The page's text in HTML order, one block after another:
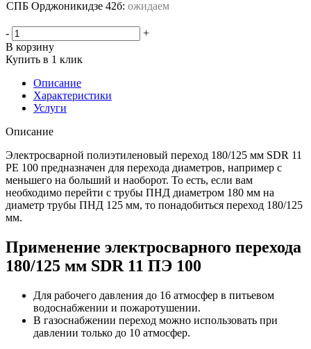
СПБ Орджоникидзе 42б: ожидаем
-
+
В корзину
Купить в 1 клик
Описание
Характеристики
Услуги
Описание
Электросварной полиэтиленовый переход 180/125 мм SDR 11
PE 100 предназначен для перехода диаметров, например с
меньшего на больший и наоборот. То есть, если вам
необходимо перейти с трубы ПНД диаметром 180 мм на
диаметр трубы ПНД 125 мм, то понадобиться переход 180/125
мм.
Применение электросварного перехода
180/125 мм SDR 11 ПЭ 100
Для рабочего давления до 16 атмосфер в питьевом
водоснабжении и пожаротушении.
В газоснабжении переход можно использовать при
давлении только до 10 атмосфер.